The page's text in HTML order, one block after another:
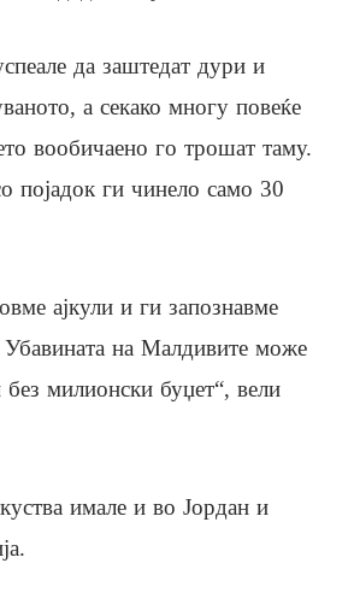
да заштедат дури и
а секако многу повеќе
вообичаено го трошат таму.
појадок ги чинело само 30
ајкули и ги запознавме
Убавината на Малдивите може
милионски буџет“, вели
имале и во Јордан и